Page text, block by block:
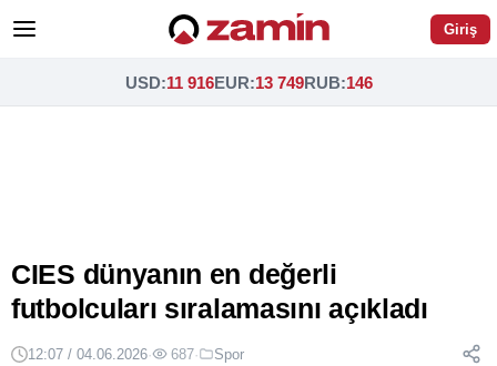
Giriş
USD:11 916EUR:13 749RUB:146
CIES dünyanın en değerli
futbolcuları sıralamasını açıkladı
12:07 / 04.06.2026· 687· Spor